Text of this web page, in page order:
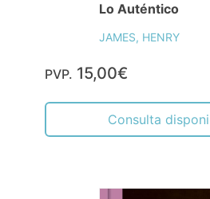
Lo Auténtico
JAMES, HENRY
PVP. 15,00€
Consulta